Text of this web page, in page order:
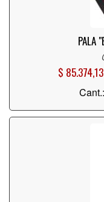
PALA
$
Cant.: